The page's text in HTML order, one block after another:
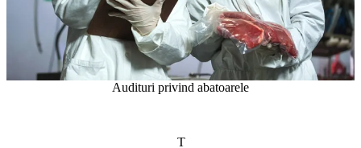
Audituri privind abatoarele
T